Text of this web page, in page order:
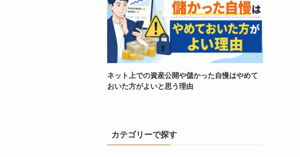
ネット上での資産公開や儲かった自慢はやめて
おいた方がよいと思う理由
カテゴリーで探す